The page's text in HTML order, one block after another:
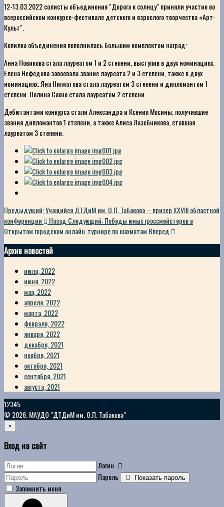
12-13.03.2022 солисты объединения "Дорога к солнцу" приняли участие во
всероссийском конкурсе-фестивале детского и взрослого творчества «Арт-
Культ".
Копилка объединения пополнилась большим комплектом наград:
Анна Новикова стала лауреатом 1 и 2 степени, выступив в двух номинациях.
Елена Нефёдова завоевала звание лауреата 2 и 3 степени, также в двух
номинациях. Яна Нигматова стала лауреатом 3 степени и дипломантом 1
степени. Полина Сахно стала лауреатом 2 степени.
Дебютантами конкурса стали Александра и Ксения Мосины, получившие
звания дипломантов 1 степени, а также Алиса Лазебникова, ставшая
лауреатом 3 степени.
Предыдущий: Учащийся ДТДиМ им. О.П. Табакова – призер XXVIII областной
конференции
Назад Следующий: Победы юных гроссмейстеров в
Открытом городском онлайн-турнире по шахматам Вперед
Архив новостей
июля, 2022
июня, 2022
мая, 2022
апреля, 2022
марта, 2022
февраля, 2022
января, 2022
декабря, 2021
ноября, 2021
октября, 2021
сентября, 2021
августа, 2021
12345
© 2026. МАУДО "ДТДиМ им. О.П. Табакова"
×
Вход на сайт
Логин
Пароль
Показать пароль
Запомнить меня